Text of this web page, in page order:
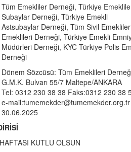
Tüm Emekliler Derneği, Türkiye
Subaylar Derneği, Türkiye Emekli
Astsubaylar Derneği, Tüm Sivil
Emeklileri Derneği, Türkiye Emekli
Müdürleri Derneği, KYC Türkiye Polis
Derneği
Dönem Sözcüsü: Tüm Emeklileri
G.M.K. Bulvarı 55/7 Maltepe/ANKARA
Tel: 0312 230 38 38 Faks:0312 230 38
e-mail:tumemekder@tumemekder.org.tr
30.06.2025
KUTLU OLSUN